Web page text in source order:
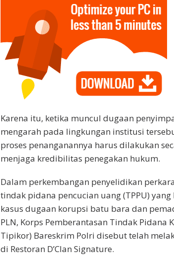
Karena itu, ketika muncul dugaan
mengarah pada lingkungan institusi
proses penanganannya harus dilakukan
menjaga kredibilitas penegakan hukum.
Dalam perkembangan penyelidikan
tindak pidana pencucian uang (TPPU)
kasus dugaan korupsi batu bara dan
PLN, Korps Pemberantasan Tindak Pidana
Tipikor) Bareskrim Polri disebut telah
di Restoran D’Clan Signature.